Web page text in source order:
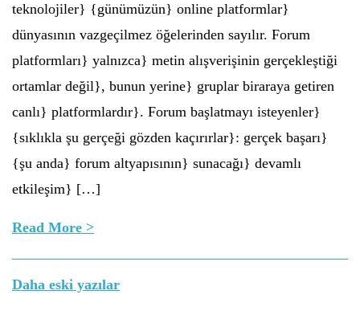
teknolojiler} {günümüzün} online platformlar}
dünyasının vazgeçilmez öğelerinden sayılır. Forum
platformları} yalnızca} metin alışverişinin gerçekleştiği
ortamlar değil}, bunun yerine} gruplar biraraya getiren
canlı} platformlardır}. Forum başlatmayı isteyenler}
{sıklıkla şu gerçeği gözden kaçırırlar}: gerçek başarı}
{şu anda} forum altyapısının} sunacağı} devamlı
etkileşim} […]
Read More >
Yazı
Daha eski yazılar